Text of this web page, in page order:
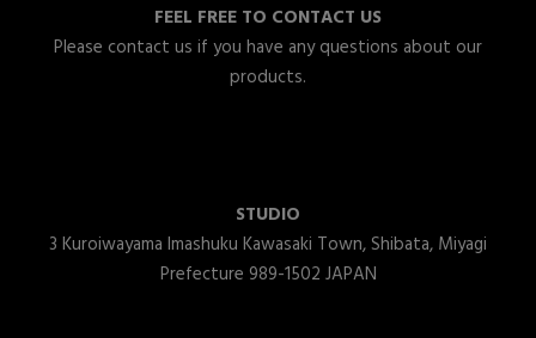
FEEL FREE TO CONTACT US
Please contact us if you have any questions about our
products.
STUDIO
3 Kuroiwayama Imashuku Kawasaki Town, Shibata, Miyagi
Prefecture 989-1502 JAPAN